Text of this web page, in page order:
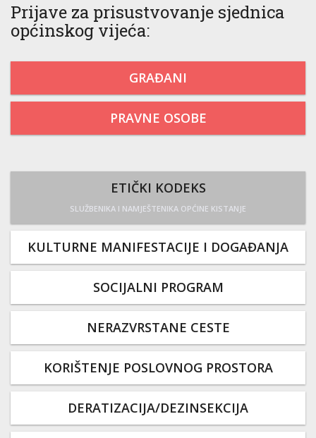
Prijave za prisustvovanje sjednica
općinskog vijeća:
GRAĐANI
PRAVNE OSOBE
ETIČKI KODEKS
SLUŽBENIKA I NAMJEŠTENIKA OPĆINE KISTANJE
KULTURNE MANIFESTACIJE I DOGAĐANJA
SOCIJALNI PROGRAM
NERAZVRSTANE CESTE
KORIŠTENJE POSLOVNOG PROSTORA
DERATIZACIJA/DEZINSEKCIJA